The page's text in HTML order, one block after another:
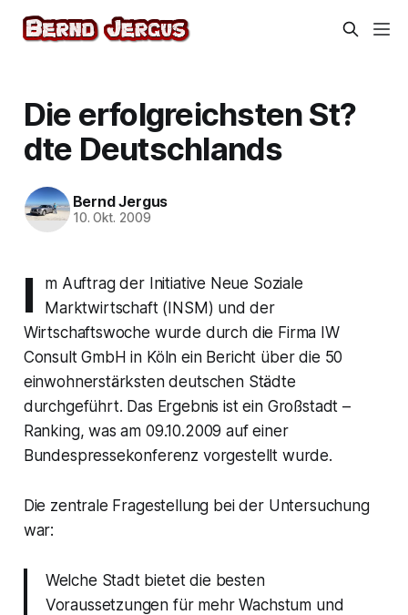
Die erfolgreichsten St?
dte Deutschlands
Bernd Jergus
10. Okt. 2009
I
m Auftrag der Initiative Neue Soziale
Marktwirtschaft (INSM) und der
Wirtschaftswoche wurde durch die Firma IW
Consult GmbH in Köln ein Bericht über die 50
einwohnerstärksten deutschen Städte
durchgeführt. Das Ergebnis ist ein Großstadt –
Ranking, was am 09.10.2009 auf einer
Bundespressekonferenz vorgestellt wurde.
Die zentrale Fragestellung bei der Untersuchung
war:
Welche Stadt bietet die besten
Voraussetzungen für mehr Wachstum und